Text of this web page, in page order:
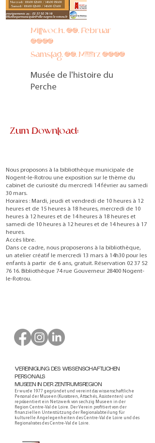
Mittwoch, 14. Februar
2024
Samstag, 30. März 2024
Musée de l'histoire du
Perche
Zum Download:
Nous proposons à la bibliothèque municipale de
Nogent-le-Rotrou une exposition sur le thème du
cabinet de curiosité du mercredi 14 février au samedi
30 mars.
Horaires : Mardi, jeudi et vendredi de 10 heures à 12
heures et de 15 heures à 18 heures, mercredi de 10
heures à 12 heures et de 14 heures à 18 heures et
samedi de 10 heures à 12 heures et de 14 heures à 17
heures.
Accès libre.
Dans ce cadre, nous proposerons à la bibliothèque,
un atelier créatif le mercredi 13 mars à 14h30 pour les
enfants à partir de 6 ans, gratuit. Réservation 02 37 52
76 16. Bibliothèque 74 rue Gouverneur 28400 Nogent-
le-Rotrou.
VEREINIGUNG DES WISSENSCHAFTLICHEN
PERSONALS
MUSEEN IN DER ZENTRUMSREGION
Er wurde 1977 gegründet und vereint das wissenschaftliche
Personal der Museen (Kuratoren, Attachés, Assistenten) und
repräsentiert ein Netzwerk von sechzig Museen in der
Region Centre-Val de Loire. Der Verein profitiert von der
finanziellen Unterstützung der Regionalabteilung für
kulturelle Angelegenheiten des Centre-Val de Loire und des
Regionalrates des Centre-Val de Loire.